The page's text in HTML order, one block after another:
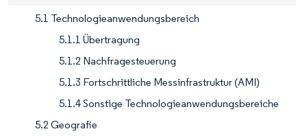
5.1 Technologieanwendungsbereich
5.1.1 Übertragung
5.1.2 Nachfragesteuerung
5.1.3 Fortschrittliche Messinfrastruktur (AMI)
5.1.4 Sonstige Technologieanwendungsbereiche
5.2 Geografie